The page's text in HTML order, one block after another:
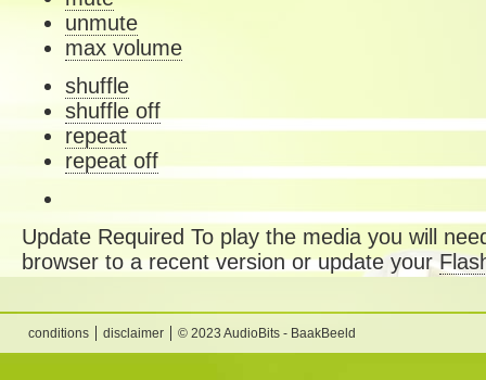
unmute
max volume
shuffle
shuffle off
repeat
repeat off
Update Required To play the media you will
browser to a recent version or update your
conditions disclaimer © 2023 AudioBits - BaakBeeld